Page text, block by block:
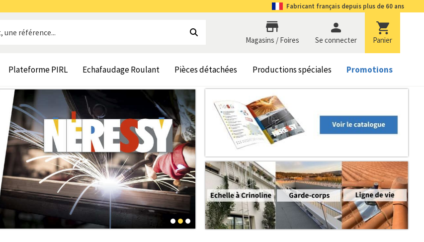
Fabricant français depuis plus de 60 ans
Magasins / Foires se connecter Panier
Plateforme PIRL Echafaudage Roulant Pièces détachées Productions spéciales Promotions